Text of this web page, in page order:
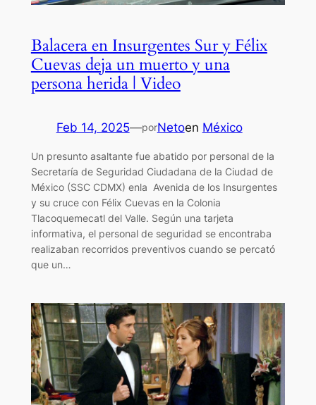
Balacera en Insurgentes Sur y Félix
Cuevas deja un muerto y una
persona herida | Video
Feb 14, 2025—porNetoen México
Un presunto asaltante fue abatido por personal de la
Secretaría de Seguridad Ciudadana de la Ciudad de
México (SSC CDMX) enla Avenida de los Insurgentes
y su cruce con Félix Cuevas en la Colonia
Tlacoquemecatl del Valle. Según una tarjeta
informativa, el personal de seguridad se encontraba
realizaban recorridos preventivos cuando se percató
que un…